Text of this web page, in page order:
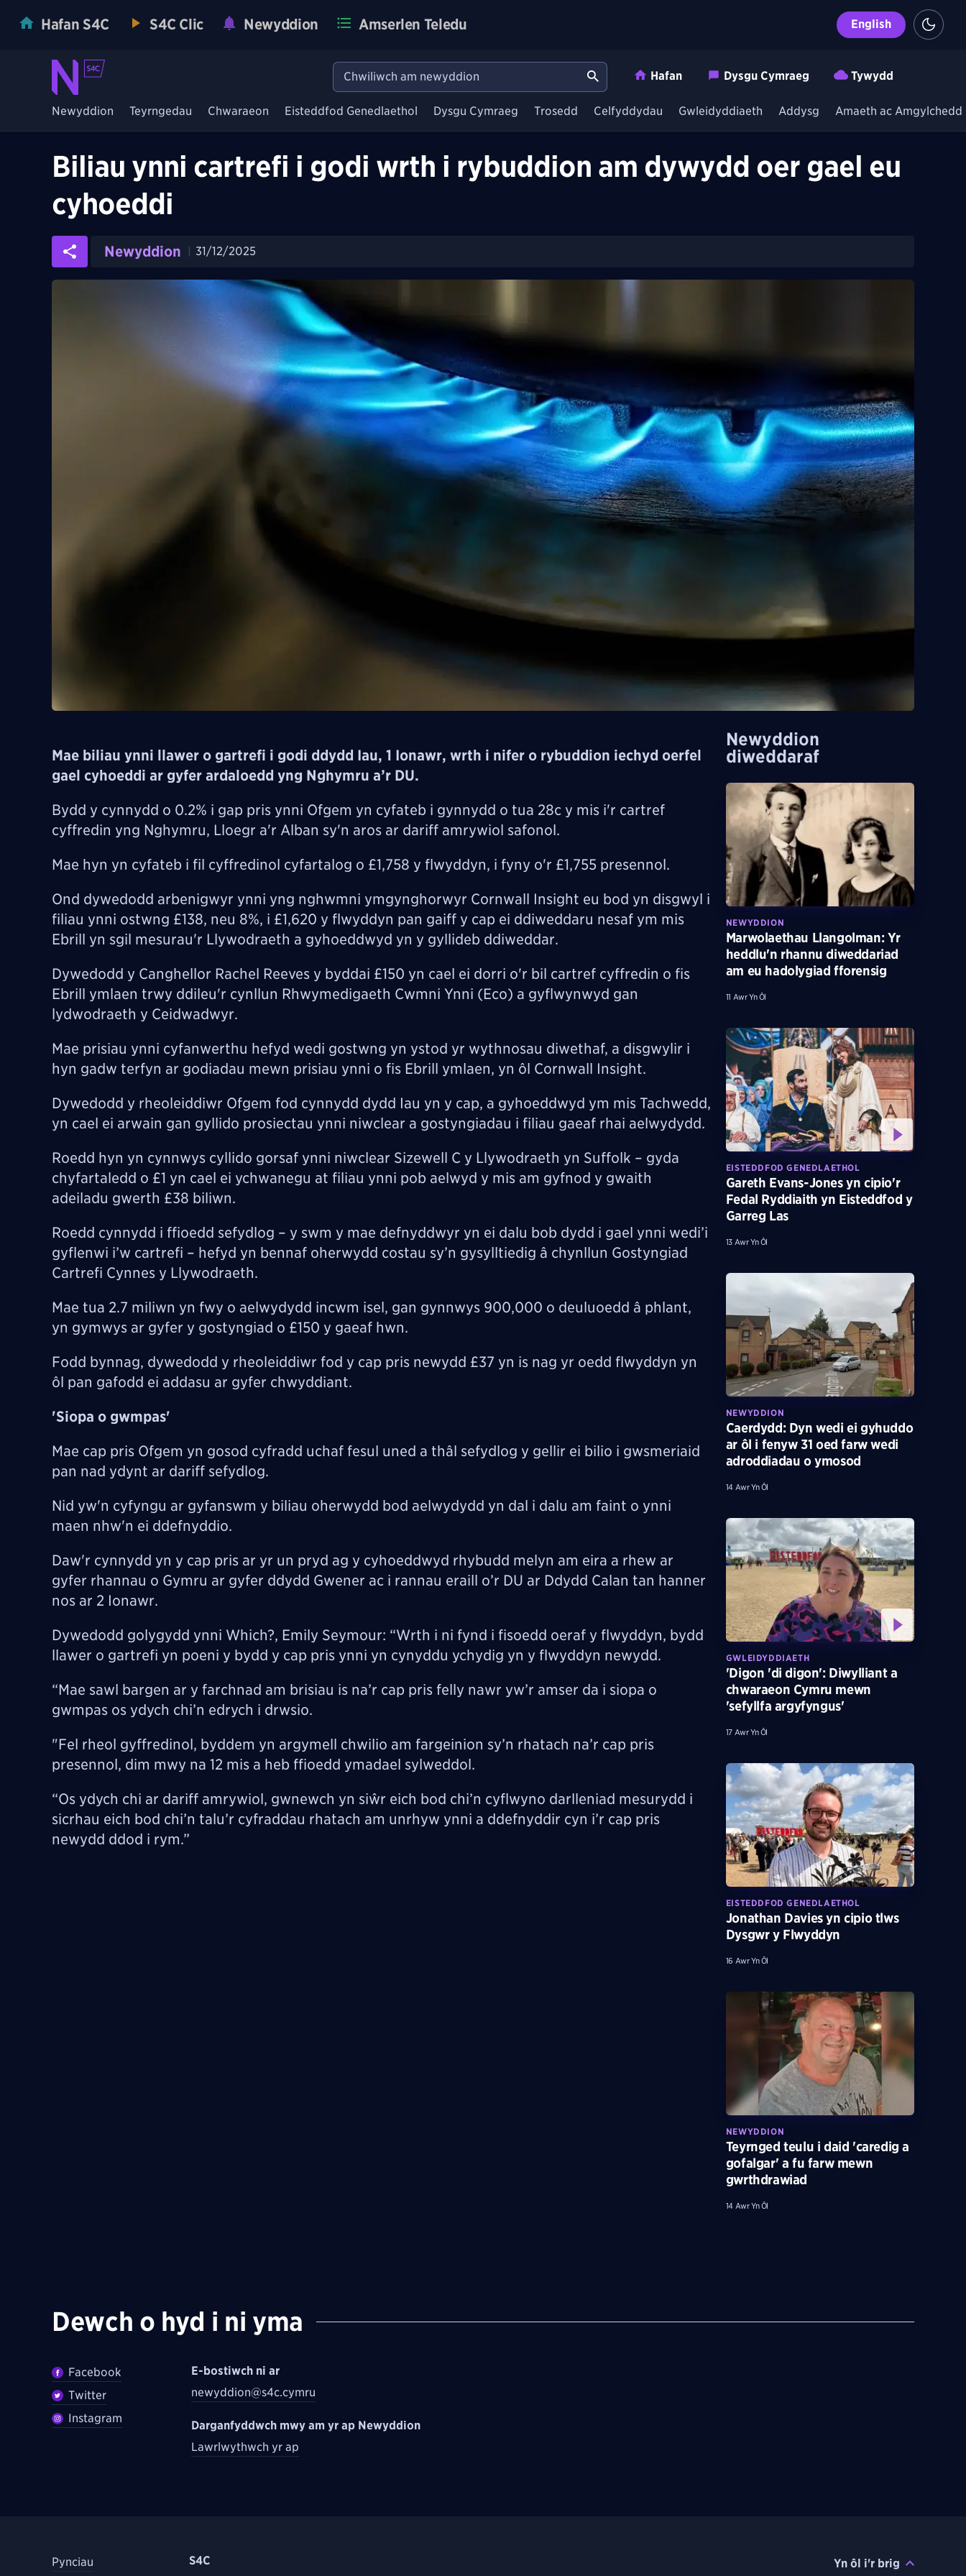
Hafan S4C S4C Clic Newyddion Amserlen Teledu English
Hafan Dysgu Cymraeg Tywydd
Newyddion Teyrngedau Chwaraeon Eisteddfod Genedlaethol Dysgu Cymraeg Trosedd Celfyddydau Gwleidyddiaeth Addysg Amaeth ac Amgylchedd
Biliau ynni cartrefi i godi wrth i rybuddion am dywydd oer gael eu
cyhoeddi
Newyddion 31/12/2025
Mae biliau ynni llawer o gartrefi i godi ddydd Iau, 1 Ionawr, wrth i nifer o rybuddion iechyd oerfel
gael cyhoeddi ar gyfer ardaloedd yng Nghymru a’r DU.
Bydd y cynnydd o 0.2% i gap pris ynni Ofgem yn cyfateb i gynnydd o tua 28c y mis i'r cartref
cyffredin yng Nghymru, Lloegr a'r Alban sy'n aros ar dariff amrywiol safonol.
Mae hyn yn cyfateb i fil cyffredinol cyfartalog o £1,758 y flwyddyn, i fyny o'r £1,755 presennol.
Ond dywedodd arbenigwyr ynni yng nghwmni ymgynghorwyr Cornwall Insight eu bod yn disgwyl i
filiau ynni ostwng £138, neu 8%, i £1,620 y flwyddyn pan gaiff y cap ei ddiweddaru nesaf ym mis
Ebrill yn sgil mesurau'r Llywodraeth a gyhoeddwyd yn y gyllideb ddiweddar.
Dywedodd y Canghellor Rachel Reeves y byddai £150 yn cael ei dorri o'r bil cartref cyffredin o fis
Ebrill ymlaen trwy ddileu'r cynllun Rhwymedigaeth Cwmni Ynni (Eco) a gyflwynwyd gan
lydwodraeth y Ceidwadwyr.
Mae prisiau ynni cyfanwerthu hefyd wedi gostwng yn ystod yr wythnosau diwethaf, a disgwylir i
hyn gadw terfyn ar godiadau mewn prisiau ynni o fis Ebrill ymlaen, yn ôl Cornwall Insight.
Dywedodd y rheoleiddiwr Ofgem fod cynnydd dydd Iau yn y cap, a gyhoeddwyd ym mis Tachwedd,
yn cael ei arwain gan gyllido prosiectau ynni niwclear a gostyngiadau i filiau gaeaf rhai aelwydydd.
Roedd hyn yn cynnwys cyllido gorsaf ynni niwclear Sizewell C y Llywodraeth yn Suffolk – gyda
chyfartaledd o £1 yn cael ei ychwanegu at filiau ynni pob aelwyd y mis am gyfnod y gwaith
adeiladu gwerth £38 biliwn.
Roedd cynnydd i ffioedd sefydlog – y swm y mae defnyddwyr yn ei dalu bob dydd i gael ynni wedi’i
gyflenwi i’w cartrefi – hefyd yn bennaf oherwydd costau sy’n gysylltiedig â chynllun Gostyngiad
Cartrefi Cynnes y Llywodraeth.
Mae tua 2.7 miliwn yn fwy o aelwydydd incwm isel, gan gynnwys 900,000 o deuluoedd â phlant,
yn gymwys ar gyfer y gostyngiad o £150 y gaeaf hwn.
Fodd bynnag, dywedodd y rheoleiddiwr fod y cap pris newydd £37 yn is nag yr oedd flwyddyn yn
ôl pan gafodd ei addasu ar gyfer chwyddiant.
'Siopa o gwmpas'
Mae cap pris Ofgem yn gosod cyfradd uchaf fesul uned a thâl sefydlog y gellir ei bilio i gwsmeriaid
pan nad ydynt ar dariff sefydlog.
Nid yw'n cyfyngu ar gyfanswm y biliau oherwydd bod aelwydydd yn dal i dalu am faint o ynni
maen nhw'n ei ddefnyddio.
Daw'r cynnydd yn y cap pris ar yr un pryd ag y cyhoeddwyd rhybudd melyn am eira a rhew ar
gyfer rhannau o Gymru ar gyfer ddydd Gwener ac i rannau eraill o’r DU ar Ddydd Calan tan hanner
nos ar 2 Ionawr.
Dywedodd golygydd ynni Which?, Emily Seymour: “Wrth i ni fynd i fisoedd oeraf y flwyddyn, bydd
llawer o gartrefi yn poeni y bydd y cap pris ynni yn cynyddu ychydig yn y flwyddyn newydd.
“Mae sawl bargen ar y farchnad am brisiau is na’r cap pris felly nawr yw’r amser da i siopa o
gwmpas os ydych chi’n edrych i drwsio.
"Fel rheol gyffredinol, byddem yn argymell chwilio am fargeinion sy’n rhatach na’r cap pris
presennol, dim mwy na 12 mis a heb ffioedd ymadael sylweddol.
“Os ydych chi ar dariff amrywiol, gwnewch yn siŵr eich bod chi’n cyflwyno darlleniad mesurydd i
sicrhau eich bod chi’n talu’r cyfraddau rhatach am unrhyw ynni a ddefnyddir cyn i’r cap pris
newydd ddod i rym.”
Newyddion
diweddaraf
NEWYDDION
Marwolaethau Llangolman: Yr
heddlu'n rhannu diweddariad
am eu hadolygiad fforensig
11 Awr Yn Ôl
EISTEDDFOD GENEDLAETHOL
Gareth Evans-Jones yn cipio'r
Fedal Ryddiaith yn Eisteddfod y
Garreg Las
13 Awr Yn Ôl
NEWYDDION
Caerdydd: Dyn wedi ei gyhuddo
ar ôl i fenyw 31 oed farw wedi
adroddiadau o ymosod
14 Awr Yn Ôl
GWLEIDYDDIAETH
'Digon 'di digon': Diwylliant a
chwaraeon Cymru mewn
'sefyllfa argyfyngus'
17 Awr Yn Ôl
EISTEDDFOD GENEDLAETHOL
Jonathan Davies yn cipio tlws
Dysgwr y Flwyddyn
16 Awr Yn Ôl
NEWYDDION
Teyrnged teulu i daid 'caredig a
gofalgar' a fu farw mewn
gwrthdrawiad
14 Awr Yn Ôl
Dewch o hyd i ni yma
Facebook
Twitter
Instagram
E-bostiwch ni ar
newyddion@s4c.cymru
Darganfyddwch mwy am yr ap Newyddion
Lawrlwythwch yr ap
Pynciau
S4C
Yn ôl i'r brig